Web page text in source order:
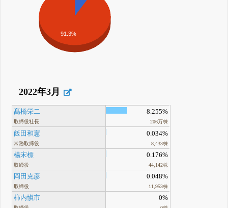
91.3%
2022年3月
髙橋栄二
取締役社長
8.255%
206万株
飯田和憲
常務取締役
0.034%
8,433株
楊宋標
取締役
0.176%
44,142株
岡田克彦
取締役
0.048%
11,953株
柿内愼市 0%